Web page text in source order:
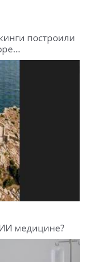
построили
медицине?